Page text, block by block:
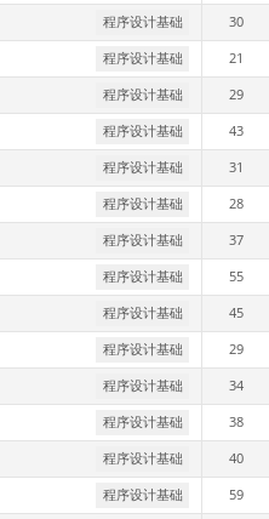
程序设计基础 30
程序设计基础 21
程序设计基础 29
程序设计基础 43
程序设计基础 31
程序设计基础 28
程序设计基础 37
程序设计基础 55
程序设计基础 45
程序设计基础 29
程序设计基础 34
程序设计基础 38
程序设计基础 40
程序设计基础 59